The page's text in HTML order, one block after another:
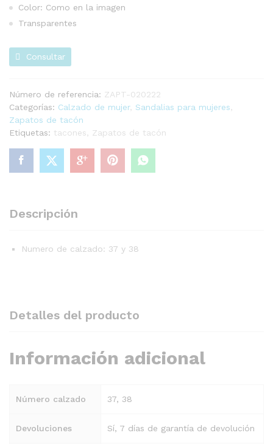
Color: Como en la imagen
Transparentes
Consultar
Número de referencia: ZAPT-020222
Categorías: Calzado de mujer, Sandalias para mujeres
Zapatos de tacón
Etiquetas: tacones Zapatos de tacón
Descripción
Numero de calzado: 37 y 38
Detalles del producto
Información adicional
Número calzado 37, 38
Devoluciones Sí, 7 días de garantía de devolución